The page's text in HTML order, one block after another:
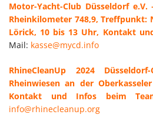
Motor-Yacht-Club Düsseldorf
Rheinkilometer 748,9, Treffpunkt:
Lörick, 10 bis 13 Uhr, Kontakt
Mail: kasse@mycd.info
RhineCleanUp 2024
Rheinwiesen an der
Kontakt und Infos beim
info@rhinecleanup.org